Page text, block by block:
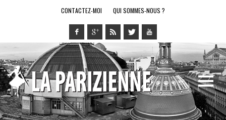
CONTACTEZ-MOI QUI SOMMES-NOUS ?